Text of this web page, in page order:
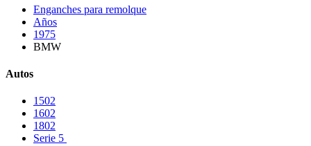
Enganches para remolque
Años
1975
BMW
Autos
1502
1602
1802
Serie 5